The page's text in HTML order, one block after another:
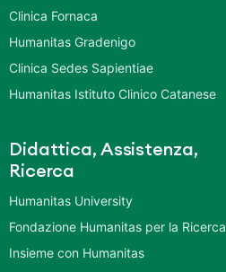
Clinica Fornaca
Humanitas Gradenigo
Clinica Sedes Sapientiae
Humanitas Istituto Clinico Catanese
Didattica, Assistenza,
Ricerca
Humanitas University
Fondazione Humanitas per la Ricerca
Insieme con Humanitas